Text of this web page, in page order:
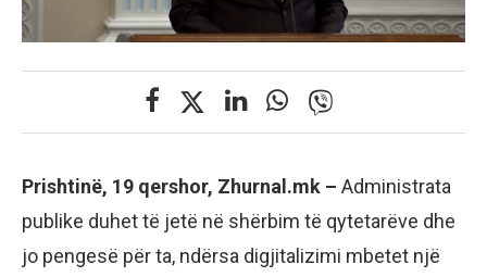
Prishtinë, 19 qershor, Zhurnal.mk – Administrata
publike duhet të jetë në shërbim të qytetarëve dhe
jo pengesë për ta, ndërsa digjitalizimi mbetet një